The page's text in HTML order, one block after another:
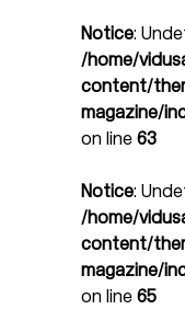
Notice:
/home/
content/
magazine/
on line 63
Notice:
/home/
content/
magazine/
on line 65